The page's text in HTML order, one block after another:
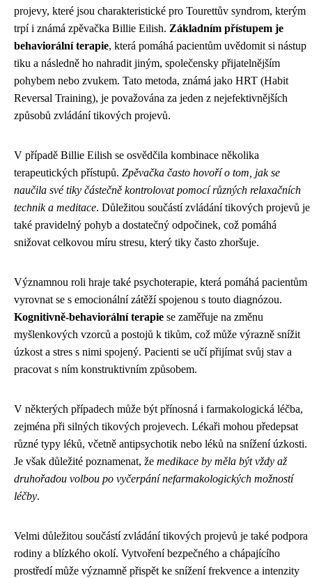
projevy, které jsou charakteristické pro Tourettův syndrom, kterým
trpí i známá zpěvačka Billie Eilish. Základním přístupem je
behaviorální terapie, která pomáhá pacientům uvědomit si nástup
tiku a následně ho nahradit jiným, společensky přijatelnějším
pohybem nebo zvukem. Tato metoda, známá jako HRT (Habit
Reversal Training), je považována za jeden z nejefektivnějších
způsobů zvládání tikových projevů.
V případě Billie Eilish se osvědčila kombinace několika
terapeutických přístupů. Zpěvačka často hovoří o tom, jak se
naučila své tiky částečně kontrolovat pomocí různých relaxačních
technik a meditace. Důležitou součástí zvládání tikových projevů je
také pravidelný pohyb a dostatečný odpočinek, což pomáhá
snižovat celkovou míru stresu, který tiky často zhoršuje.
Významnou roli hraje také psychoterapie, která pomáhá pacientům
vyrovnat se s emocionální zátěží spojenou s touto diagnózou.
Kognitivně-behaviorální terapie se zaměřuje na změnu
myšlenkových vzorců a postojů k tikům, což může výrazně snížit
úzkost a stres s nimi spojený. Pacienti se učí přijímat svůj stav a
pracovat s ním konstruktivním způsobem.
V některých případech může být přínosná i farmakologická léčba,
zejména při silných tikových projevech. Lékaři mohou předepsat
různé typy léků, včetně antipsychotik nebo léků na snížení úzkosti.
Je však důležité poznamenat, že medikace by měla být vždy až
druhořadou volbou po vyčerpání nefarmakologických možností
léčby.
Velmi důležitou součástí zvládání tikových projevů je také podpora
rodiny a blízkého okolí. Vytvoření bezpečného a chápajícího
prostředí může významně přispět ke snížení frekvence a intenzity